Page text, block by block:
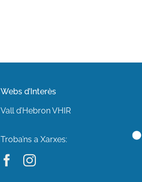
Webs d’Interès
Vall d’Hebron VHIR
Troba’ns a Xarxes: